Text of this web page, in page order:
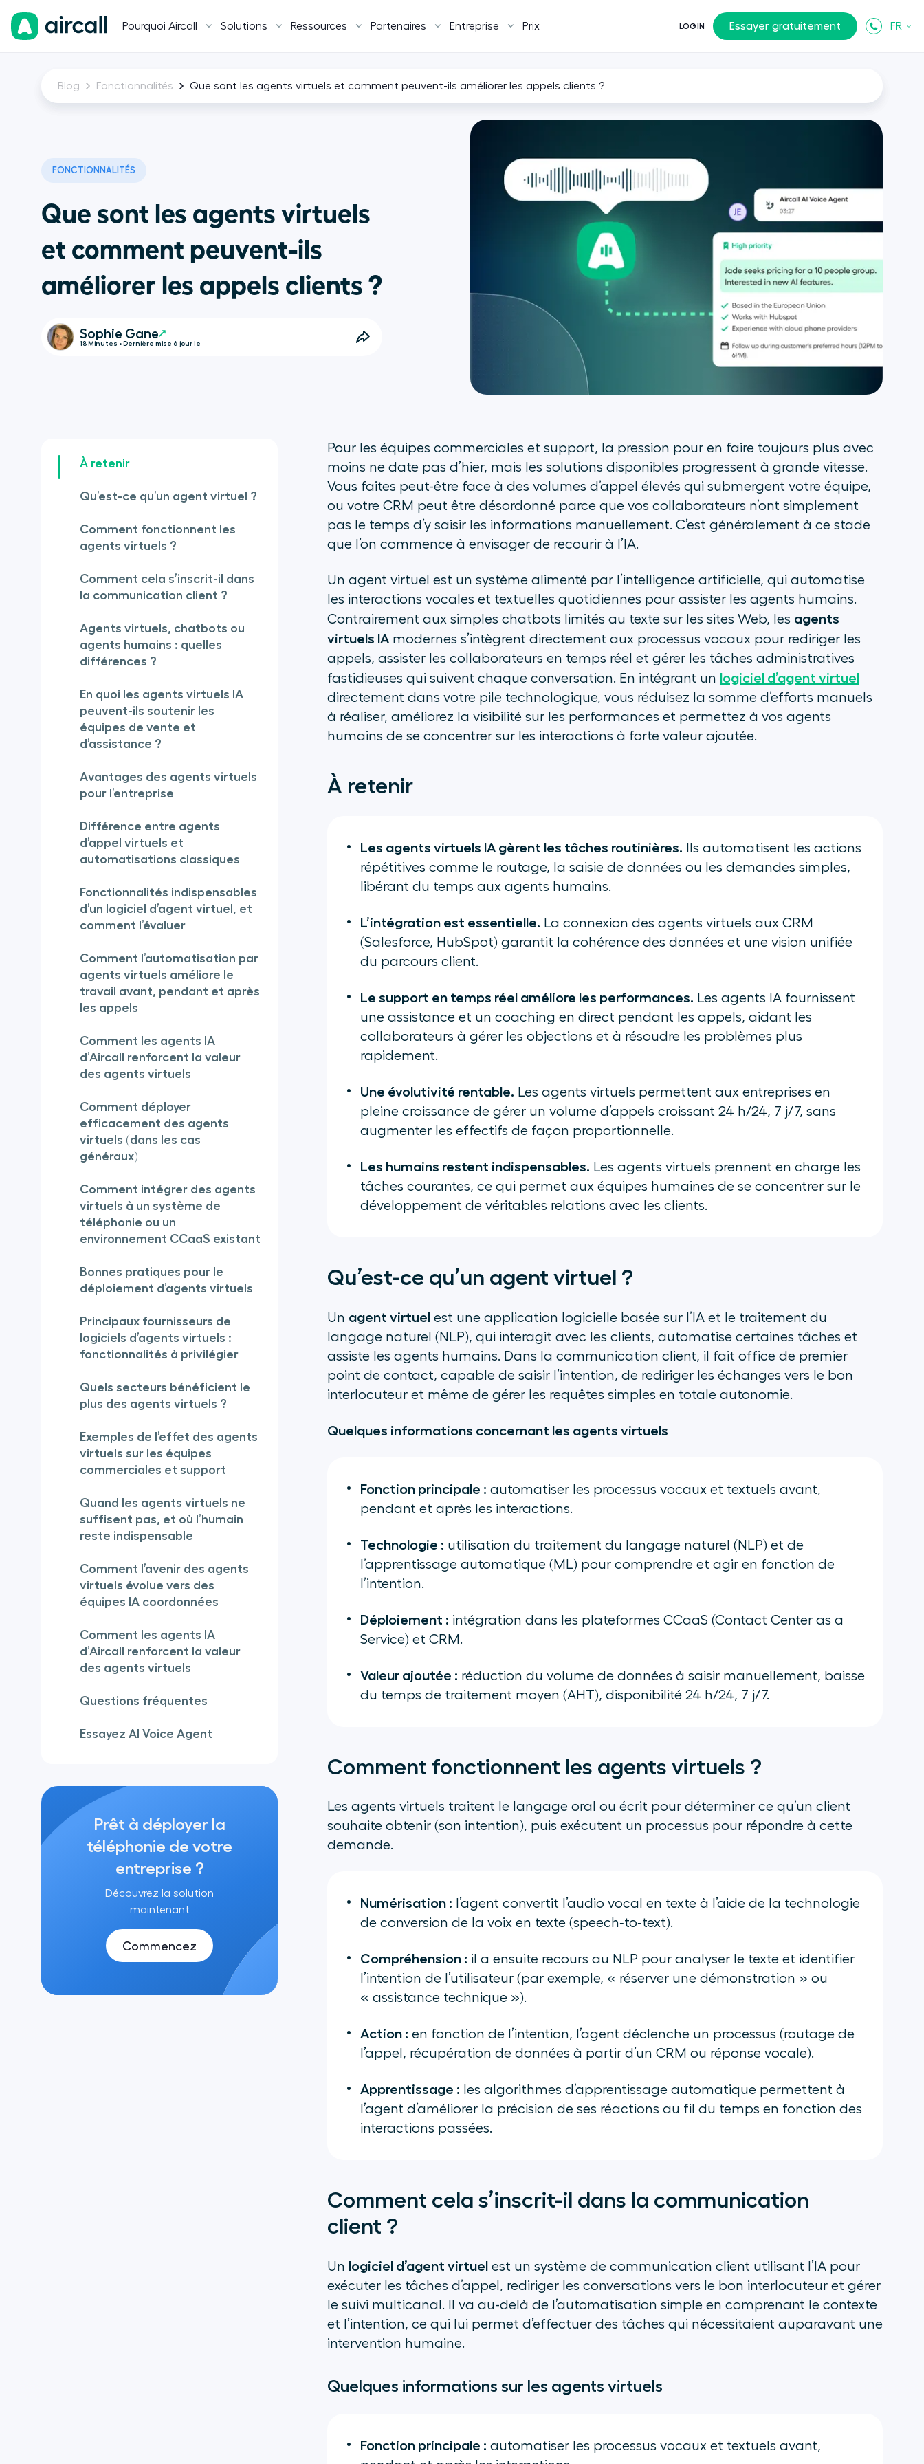
Pourquoi Aircall Solutions Ressources Partenaires Entreprise Prix LOGIN Essayer gratuitement FR
Blog Fonctionnalités Que sont les agents virtuels et comment peuvent-ils améliorer les appels clients ?
FONCTIONNALITÉS
Que sont les agents virtuels
et comment peuvent-ils
améliorer les appels clients ?
Sophie Gane
18 Minutes • Dernière mise à jour le
À retenir
Qu’est-ce qu’un agent virtuel ?
Comment fonctionnent les
agents virtuels ?
Comment cela s’inscrit-il dans
la communication client ?
Agents virtuels, chatbots ou
agents humains : quelles
différences ?
En quoi les agents virtuels IA
peuvent-ils soutenir les
équipes de vente et
d’assistance ?
Avantages des agents virtuels
pour l’entreprise
Différence entre agents
d’appel virtuels et
automatisations classiques
Fonctionnalités indispensables
d’un logiciel d’agent virtuel, et
comment l’évaluer
Comment l’automatisation par
agents virtuels améliore le
travail avant, pendant et après
les appels
Comment les agents IA
d’Aircall renforcent la valeur
des agents virtuels
Comment déployer
efficacement des agents
virtuels (dans les cas
généraux)
Comment intégrer des agents
virtuels à un système de
téléphonie ou un
environnement CCaaS existant
Bonnes pratiques pour le
déploiement d’agents virtuels
Principaux fournisseurs de
logiciels d’agents virtuels :
fonctionnalités à privilégier
Quels secteurs bénéficient le
plus des agents virtuels ?
Exemples de l’effet des agents
virtuels sur les équipes
commerciales et support
Quand les agents virtuels ne
suffisent pas, et où l’humain
reste indispensable
Comment l’avenir des agents
virtuels évolue vers des
équipes IA coordonnées
Comment les agents IA
d’Aircall renforcent la valeur
des agents virtuels
Questions fréquentes
Essayez AI Voice Agent
Prêt à déployer la
téléphonie de votre
entreprise ?
Découvrez la solution
maintenant
Commencez
Pour les équipes commerciales et support, la pression pour en faire toujours plus avec
moins ne date pas d’hier, mais les solutions disponibles progressent à grande vitesse.
Vous faites peut-être face à des volumes d’appel élevés qui submergent votre équipe,
ou votre CRM peut être désordonné parce que vos collaborateurs n’ont simplement
pas le temps d’y saisir les informations manuellement. C’est généralement à ce stade
que l’on commence à envisager de recourir à l’IA.
Un agent virtuel est un système alimenté par l’intelligence artificielle, qui automatise
les interactions vocales et textuelles quotidiennes pour assister les agents humains.
Contrairement aux simples chatbots limités au texte sur les sites Web, les agents
virtuels IAmodernes s’intègrent directement aux processus vocaux pour rediriger les
appels, assister les collaborateurs en temps réel et gérer les tâches administratives
fastidieuses qui suivent chaque conversation. En intégrant un logiciel d’agent virtuel
directement dans votre pile technologique, vous réduisez la somme d’efforts manuels
à réaliser, améliorez la visibilité sur les performances et permettez à vos agents
humains de se concentrer sur les interactions à forte valeur ajoutée.
À retenir
Les agents virtuels IA gèrent les tâches routinières. Ils automatisent les actions
répétitives comme le routage, la saisie de données ou les demandes simples,
libérant du temps aux agents humains.
L’intégration est essentielle. La connexion des agents virtuels aux CRM
(Salesforce, HubSpot) garantit la cohérence des données et une vision unifiée
du parcours client.
Le support en temps réel améliore les performances. Les agents IA fournissent
une assistance et un coaching en direct pendant les appels, aidant les
collaborateurs à gérer les objections et à résoudre les problèmes plus
rapidement.
Une évolutivité rentable. Les agents virtuels permettent aux entreprises en
pleine croissance de gérer un volume d’appels croissant 24 h/24, 7 j/7, sans
augmenter les effectifs de façon proportionnelle.
Les humains restent indispensables. Les agents virtuels prennent en charge les
tâches courantes, ce qui permet aux équipes humaines de se concentrer sur le
développement de véritables relations avec les clients.
Qu’est-ce qu’un agent virtuel ?
Un agent virtuel est une application logicielle basée sur l’IA et le traitement du
langage naturel (NLP), qui interagit avec les clients, automatise certaines tâches et
assiste les agents humains. Dans la communication client, il fait office de premier
point de contact, capable de saisir l’intention, de rediriger les échanges vers le bon
interlocuteur et même de gérer les requêtes simples en totale autonomie.
Quelques informations concernant les agents virtuels
Fonction principale : automatiser les processus vocaux et textuels avant,
pendant et après les interactions.
Technologie : utilisation du traitement du langage naturel (NLP) et de
l’apprentissage automatique (ML) pour comprendre et agir en fonction de
l’intention.
Déploiement : intégration dans les plateformes CCaaS (Contact Center as a
Service) et CRM.
Valeur ajoutée : réduction du volume de données à saisir manuellement, baisse
du temps de traitement moyen (AHT), disponibilité 24 h/24, 7 j/7.
Comment fonctionnent les agents virtuels ?
Les agents virtuels traitent le langage oral ou écrit pour déterminer ce qu’un client
souhaite obtenir (son intention), puis exécutent un processus pour répondre à cette
demande.
Numérisation : l’agent convertit l’audio vocal en texte à l’aide de la technologie
de conversion de la voix en texte (speech‑to‑text).
Compréhension : il a ensuite recours au NLP pour analyser le texte et identifier
l’intention de l’utilisateur (par exemple, « réserver une démonstration » ou
« assistance technique »).
Action : en fonction de l’intention, l’agent déclenche un processus (routage de
l’appel, récupération de données à partir d’un CRM ou réponse vocale).
Apprentissage : les algorithmes d’apprentissage automatique permettent à
l’agent d’améliorer la précision de ses réactions au fil du temps en fonction des
interactions passées.
Comment cela s’inscrit-il dans la communication
client ?
Un logiciel d’agent virtuel est un système de communication client utilisant l’IA pour
exécuter les tâches d’appel, rediriger les conversations vers le bon interlocuteur et gérer
le suivi multicanal. Il va au-delà de l’automatisation simple en comprenant le contexte
et l’intention, ce qui lui permet d’effectuer des tâches qui nécessitaient auparavant une
intervention humaine.
Quelques informations sur les agents virtuels
Fonction principale : automatiser les processus vocaux et textuels avant,